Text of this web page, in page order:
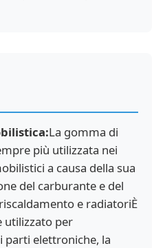
La gomma di
più utilizzata nei
a causa della sua
del carburante e del
e radiatoriÈ
utilizzato per
parti elettroniche, la